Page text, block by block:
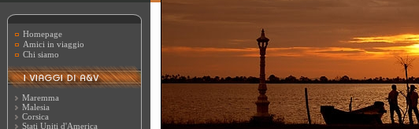
Homepage
Amici in viaggio
Chi siamo
Maremma
Malesia
Corsica
Stati Uniti d'America